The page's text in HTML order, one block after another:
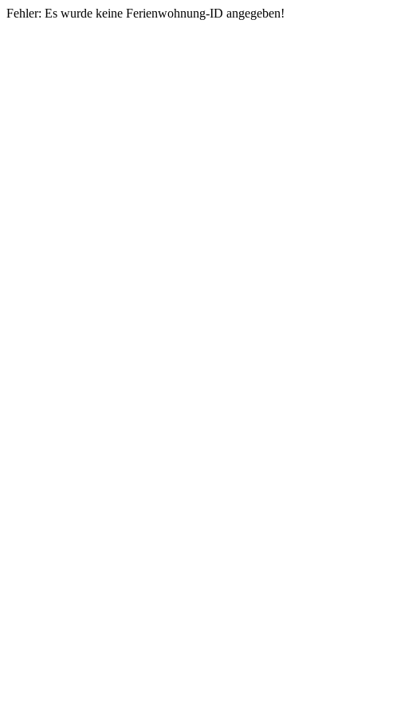
Fehler: Es wurde keine Ferienwohnung-ID angegeben!